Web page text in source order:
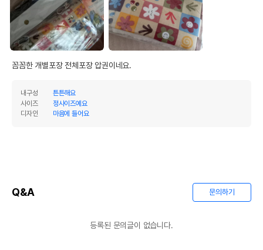
꼼꼼한 개별포장 전체포장 압권이네요.
내구성
튼튼해요
사이즈
정사이즈예요
디자인
마음에 들어요
Q&A 문의하기
등록된 문의글이 없습니다.